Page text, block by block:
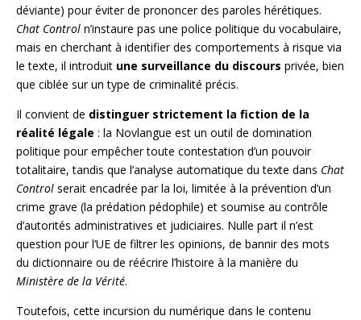
déviante) pour éviter de prononcer des paroles hérétiques.
Chat Control n’instaure pas une police politique du vocabulaire,
mais en cherchant à identifier des comportements à risque via
le texte, il introduit une surveillance du discours privée, bien
que ciblée sur un type de criminalité précis.
Il convient de distinguer strictement la fiction de la
réalité légale : la Novlangue est un outil de domination
politique pour empêcher toute contestation d’un pouvoir
totalitaire, tandis que l’analyse automatique du texte dans Chat
Control serait encadrée par la loi, limitée à la prévention d’un
crime grave (la prédation pédophile) et soumise au contrôle
d’autorités administratives et judiciaires. Nulle part il n’est
question pour l’UE de filtrer les opinions, de bannir des mots
du dictionnaire ou de réécrire l’histoire à la manière du
Ministère de la Vérité.
Toutefois, cette incursion du numérique dans le contenu